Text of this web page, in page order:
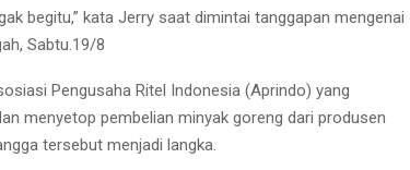
begitu,” kata Jerry saat dimintai tanggapan mengenai
Sabtu.19/8
Pengusaha Ritel Indonesia (Aprindo) yang
menyetop pembelian minyak goreng dari produsen
tersebut menjadi langka.